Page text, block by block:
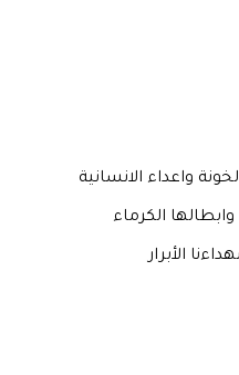
واعداء الانسانية
الكرماء
الأبرار